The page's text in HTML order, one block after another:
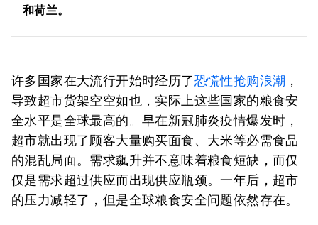
和荷兰。
许多国家在大流行开始时经历了恐慌性抢购浪潮 ，
导致超市货架空空如也，实际上这些国家的粮食安
全水平是全球最高的。早在新冠肺炎疫情爆发时，
超市就出现了顾客大量购买面食、大米等必需食品
的混乱局面。需求飙升并不意味着粮食短缺，而仅
仅是需求超过供应而出现供应瓶颈。一年后，超市
的压力减轻了，但是全球粮食安全问题依然存在。